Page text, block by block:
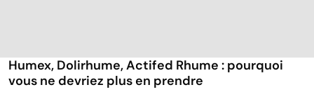
Humex, Dolirhume, Actifed Rhume : pourquoi
vous ne devriez plus en prendre